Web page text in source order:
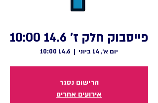
פייסבוק חלק ז' 14.6 10:00
יום א׳, 14 ביוני
  |
14.6 10:00
הרישום נסגר
אירועים אחרים